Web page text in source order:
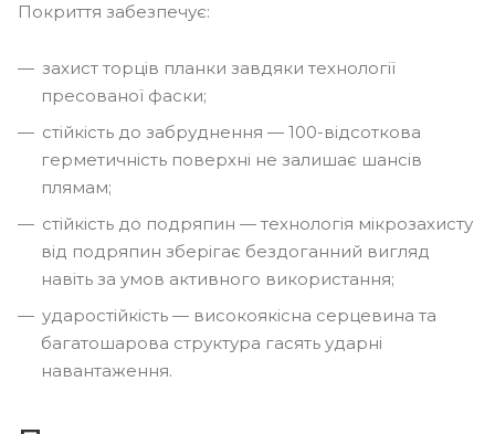
Покриття забезпечує:
захист торців планки завдяки технології
пресованої фаски;
стійкість до забруднення — 100-відсоткова
герметичність поверхні не залишає шансів
плямам;
стійкість до подряпин — технологія мікрозахисту
від подряпин зберігає бездоганний вигляд
навіть за умов активного використання;
ударостійкість — високоякісна серцевина та
багатошарова структура гасять ударні
навантаження.